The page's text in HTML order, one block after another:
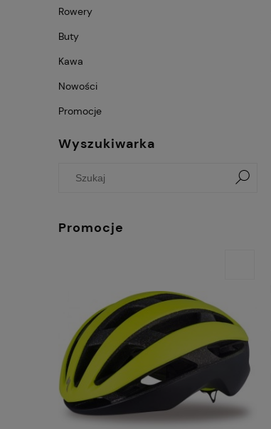
Rowery
Buty
Kawa
Nowości
Promocje
Wyszukiwarka
Promocje